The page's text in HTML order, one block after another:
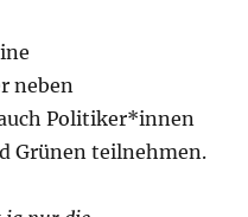
neben
Politiker*innen
Grünen teilnehmen.